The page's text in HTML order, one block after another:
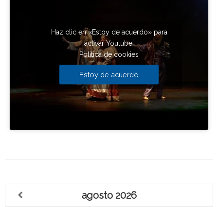
Haz clic en «Estoy de acuerdo» para
activar Youtube
Política de cookies
Estoy de acuerdo
agosto 2026